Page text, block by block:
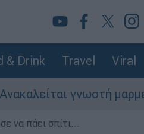
& Drink Travel Viral
γνωστή μαρμελάδα -
να πάει σπίτι...